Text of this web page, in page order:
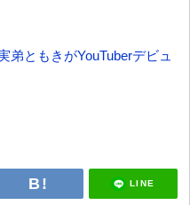
弟ともきがYouTuberデビュ
LINE